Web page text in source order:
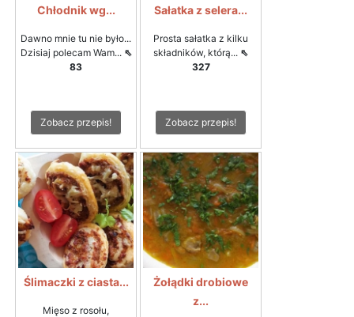
Chłodnik wg...
Dawno mnie tu nie było...
Dzisiaj polecam Wam... ⇖
83
Zobacz przepis!
Sałatka z selera...
Prosta sałatka z kilku
składników, którą... ⇖
327
Zobacz przepis!
Ślimaczki z ciasta...
Mięso z rosołu,
Żołądki drobiowe
z...